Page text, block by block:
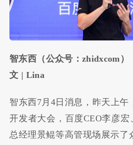
智东西（公众号：zhidxcom）
文 | Lina
智东西7月4日消息，昨天上
开发者大会，百度CEO李彦
总经理景鲲等高管现场展示了